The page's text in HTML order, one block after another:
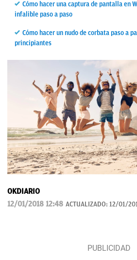
Cómo hacer una captura de pantalla en
infalible paso a paso
Cómo hacer un nudo de corbata paso a
principiantes
OKDIARIO
12/01/2018 12:48 ACTUALIZADO: 12/01/